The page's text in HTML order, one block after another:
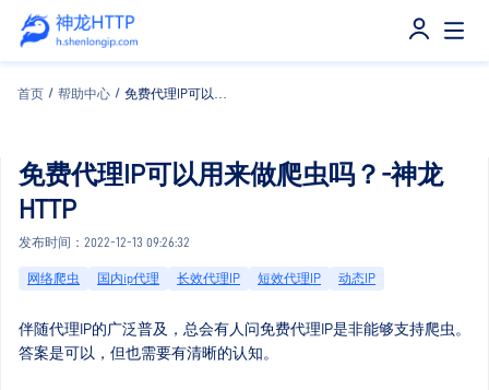
首页 / 帮助中心 /
免费代理IP可以用来做爬虫吗？-神龙
HTTP
发布时间：2022-12-13 09:26:32
网络爬虫 国内ip代理 长效代理IP 短效代理IP 动态IP
伴随代理IP的广泛普及，总会有人问免费代理IP是非能够支持爬虫。
答案是可以，但也需要有清晰的认知。